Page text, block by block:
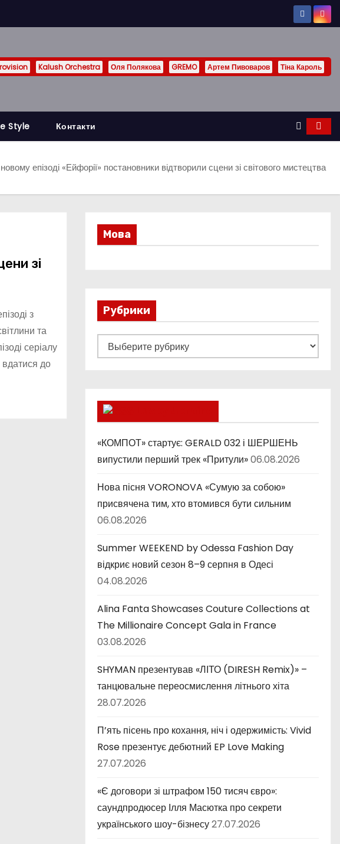
Kalush Orchestra Оля Полякова GREMO Артем Пивоваров Тіна Кароль
Style Контакти
епізоді «Ейфорії» постановники відтворили сцени зі світового мистецтва
зі
з
та
серіалу
до
Мова
Рубрики
у
к
и
«КОМПОТ» стартує: GERALD 032 і ШЕРШЕНЬ
випустили перший трек «Притули»06.08.2026
Нова пісня VORONOVA «Сумую за собою»
присвячена тим, хто втомився бути сильним
06.08.2026
Summer WEEKEND by Odessa Fashion Day
відкриє новий сезон 8–9 серпня в Одесі
04.08.2026
Alina Fanta Showcases Couture Collections at
The Millionaire Concept Gala in France
03.08.2026
SHYMAN презентував «ЛІТО (DIRESH Remix)» –
танцювальне переосмислення літнього хіта
28.07.2026
П’ять пісень про кохання, ніч і одержимість: Vivid
Rose презентує дебютний EP Love Making
27.07.2026
«Є договори зі штрафом 150 тисяч євро»:
саундпродюсер Ілля Масютка про секрети
українського шоу-бізнесу27.07.2026